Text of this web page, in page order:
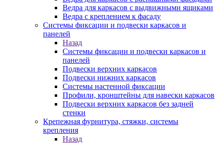
Ведра для каркасов с выдвижными ящиками
Ведра с креплением к фасаду
Системы фиксации и подвески каркасов и
панелей
Назад
Системы фиксации и подвески каркасов и
панелей
Подвески верхних каркасов
Подвески нижних каркасов
Системы настенной фиксации
Профили, кронштейны для навески каркасов
Подвески верхних каркасов без задней
стенки
Крепежная фурнитура, стяжки, системы
крепления
Назад